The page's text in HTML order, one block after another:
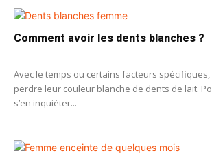
Comment avoir les dents blanches ?
Avec le temps ou certains facteurs
perdre leur couleur blanche de dents de lait.
s’en inquiéter...